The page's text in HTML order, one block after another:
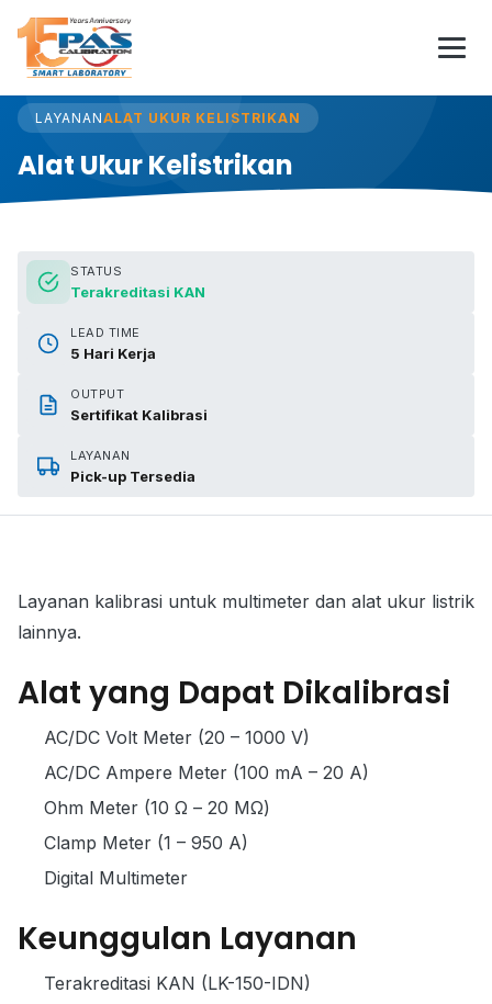
Lewati ke konten
Beranda/Layanan
LAYANANALAT UKUR KELISTRIKAN
Alat Ukur Kelistrikan
STATUS
Terakreditasi KAN
LEAD TIME
5 Hari Kerja
OUTPUT
Sertifikat Kalibrasi
LAYANAN
Pick-up Tersedia
Layanan kalibrasi untuk multimeter dan alat ukur listrik
lainnya.
Alat yang Dapat Dikalibrasi
AC/DC Volt Meter (20 – 1000 V)
AC/DC Ampere Meter (100 mA – 20 A)
Ohm Meter (10 Ω – 20 MΩ)
Clamp Meter (1 – 950 A)
Digital Multimeter
Keunggulan Layanan
Terakreditasi KAN (LK-150-IDN)